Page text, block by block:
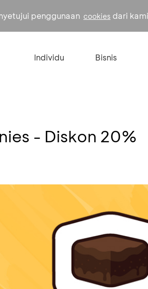
penggunaan cookies dari
Individu Bisnis
- Diskon 20%